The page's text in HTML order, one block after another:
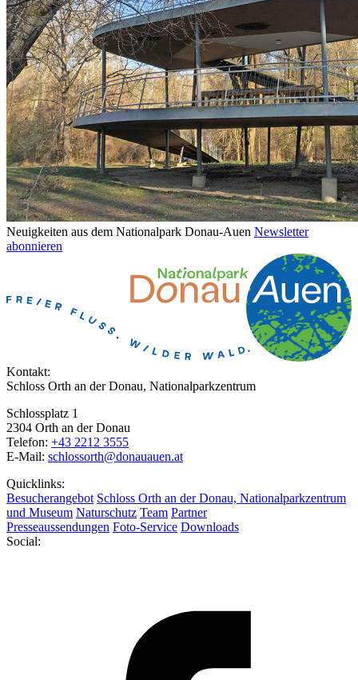
Neuigkeiten aus dem Nationalpark Donau-Auen Newsletter
abonnieren
Kontakt:
Schloss Orth an der Donau, Nationalparkzentrum
Schlossplatz 1
2304 Orth an der Donau
Telefon: +43 2212 3555
E-Mail: schlossorth@donauauen.at
Quicklinks:
Besucherangebot Schloss Orth an der Donau, Nationalparkzentrum
und Museum Naturschutz Team Partner
Presseaussendungen Foto-Service Downloads
Social: